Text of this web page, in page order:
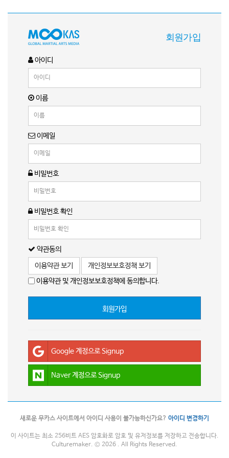
회원가입
아이디
이름
이메일
비밀번호
비밀번호 확인
약관동의
이용약관 보기
개인정보보호정책 보기
이용약관 및 개인정보보호정책에 동의합니다.
회원가입
Google 계정으로 Signup
Naver 계정으로 Signup
새로운 무카스 사이트에서 아이디 사용이 불가능하신가요? 아이디 변경하기
이 사이트는 최소 256비트 AES 암호화로 암호 및 유저정보를 저장하고 전송합니다.
Culturemaker. © 2026 . All Rights Reserved.